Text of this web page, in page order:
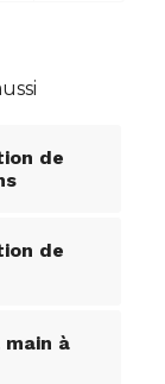
de
de
à